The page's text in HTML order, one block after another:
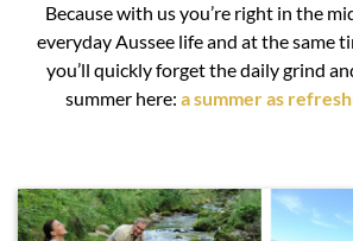
Because with us you’re right in the
everyday Aussee life and at the same
you’ll quickly forget the daily grind
summer here: a summer as